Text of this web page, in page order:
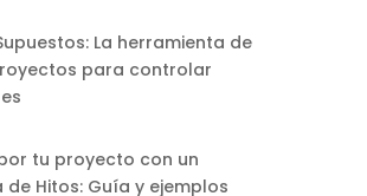
La herramienta de
para controlar
tu proyecto con un
Hitos: Guía y ejemplos